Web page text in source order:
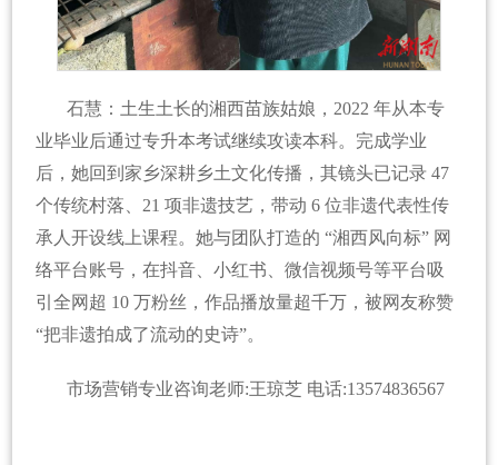
石慧：土生土长的湘西苗族姑娘，2022 年从本专
业毕业后通过专升本考试继续攻读本科。完成学业
后，她回到家乡深耕乡土文化传播，其镜头已记录 47
个传统村落、21 项非遗技艺，带动 6 位非遗代表性传
承人开设线上课程。她与团队打造的 “湘西风向标” 网
络平台账号，在抖音、小红书、微信视频号等平台吸
引全网超 10 万粉丝，作品播放量超千万，被网友称赞
“把非遗拍成了流动的史诗”。
市场营销专业咨询老师:王琼芝 电话:13574836567